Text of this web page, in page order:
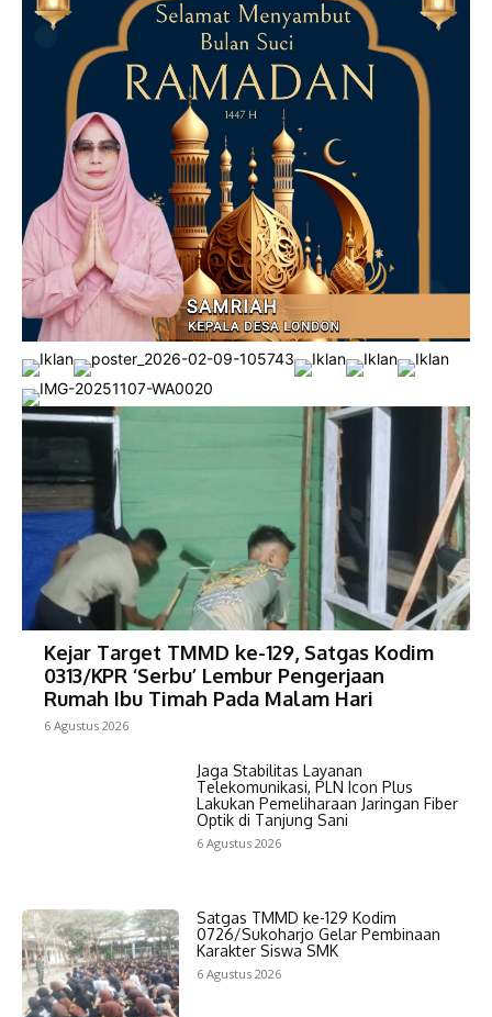
Kejar Target TMMD ke-129, Satgas Kodim
0313/KPR ‘Serbu’ Lembur Pengerjaan
Rumah Ibu Timah Pada Malam Hari
6 Agustus 2026
Jaga Stabilitas Layanan
Telekomunikasi, PLN Icon Plus
Lakukan Pemeliharaan Jaringan Fiber
Optik di Tanjung Sani
6 Agustus 2026
Satgas TMMD ke-129 Kodim
0726/Sukoharjo Gelar Pembinaan
Karakter Siswa SMK
6 Agustus 2026